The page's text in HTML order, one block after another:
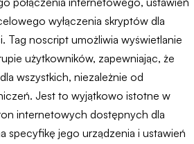
wyłączenia skryptów dla
Tag noscript umożliwia wyświetlanie
użytkowników, zapewniając, że
wszystkich, niezależnie od
Jest to wyjątkowo istotne w
internetowych dostępnych dla
specyfikę jego urządzenia i ustawień